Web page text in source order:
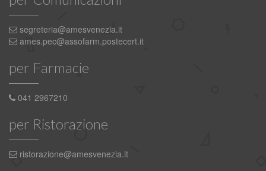
segreteria@amesvenezia.it
ames.pec@assofarm.postecert.it
per Farmacie
041 2967210
per Ristorazione
ristorazione@amesvenezia.it